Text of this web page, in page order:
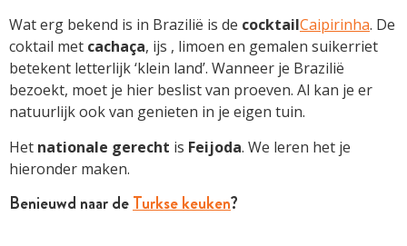
Wat erg bekend is in Brazilië is de cocktailCaipirinha. De
coktail met cachaça, ijs , limoen en gemalen suikerriet
betekent letterlijk ‘klein land’. Wanneer je Brazilië
bezoekt, moet je hier beslist van proeven. Al kan je er
natuurlijk ook van genieten in je eigen tuin.
Het nationale gerecht is Feijoda. We leren het je
hieronder maken.
Benieuwd naar deTurkse keuken?